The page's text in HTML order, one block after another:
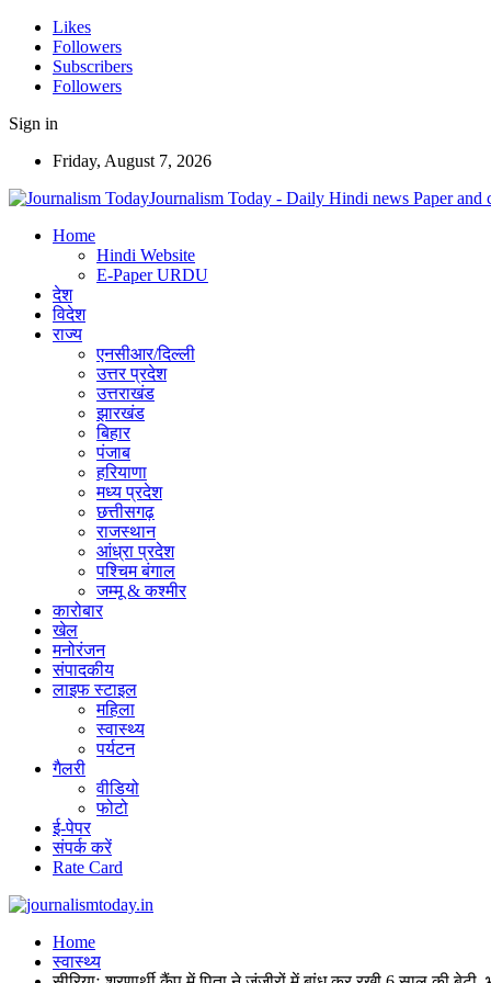
Likes
Followers
Subscribers
Followers
Sign in
Friday, August 7, 2026
Journalism Today - Daily Hindi news Paper and
Home
Hindi Website
E-Paper URDU
देश
विदेश
राज्य
एनसीआर/दिल्ली
उत्तर प्रदेश
उत्तराखंड
झारखंड
बिहार
पंजाब
हरियाणा
मध्य प्रदेश
छत्तीसगढ़
राजस्थान
आंध्रा प्रदेश
पश्चिम बंगाल
जम्मू & कश्मीर
कारोबार
खेल
मनोरंजन
संपादकीय
लाइफ स्टाइल
महिला
स्वास्थ्य
पर्यटन
गैलरी
वीडियो
फोटो
ई-पेपर
संपर्क करें
Rate Card
Home
स्वास्थ्य